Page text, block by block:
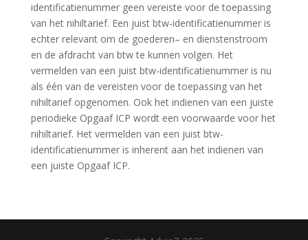
identificatienummer geen vereiste voor de toepassing
van het nihiltarief. Een juist btw-identificatienummer is
echter relevant om de goederen– en dienstenstroom
en de afdracht van btw te kunnen volgen. Het
vermelden van een juist btw-identificatienummer is nu
als één van de vereisten voor de toepassing van het
nihiltarief opgenomen. Ook het indienen van een juiste
periodieke Opgaaf ICP wordt een voorwaarde voor het
nihiltarief. Het vermelden van een juist btw-
identificatienummer is inherent aan het indienen van
een juiste Opgaaf ICP.